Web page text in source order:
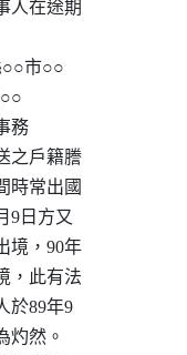
人在途期
○○市○○
○○
務
之戶籍謄
時常出國
9日方又
境，90年
，此有法
於89年9
灼然。